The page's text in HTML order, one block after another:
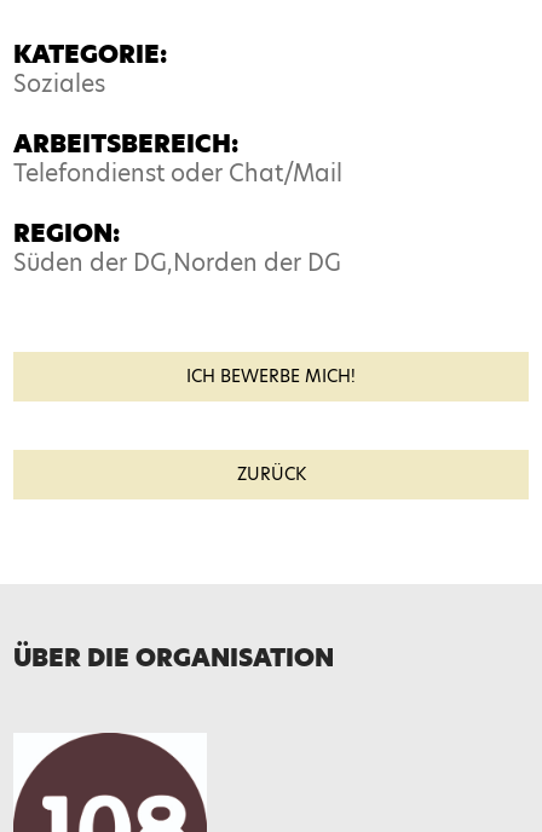
KATEGORIE:
Soziales
ARBEITSBEREICH:
Telefondienst oder Chat/Mail
REGION:
Süden der DG,Norden der DG
ICH BEWERBE MICH!
Telefon
Nachricht*
ZURÜCK
ÜBER DIE ORGANISATION